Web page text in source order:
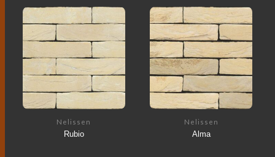
Nelissen
Rubio
Nelissen
Alma